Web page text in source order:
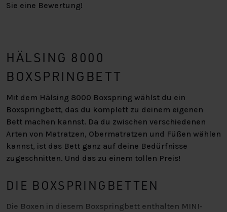
Sie eine Bewertung!
HÄLSING 8000
BOXSPRINGBETT
Mit dem Hälsing 8000 Boxspring wählst du ein
Boxspringbett, das du komplett zu deinem eigenen
Bett machen kannst. Da du zwischen verschiedenen
Arten von Matratzen, Obermatratzen und Füßen wählen
kannst, ist das Bett ganz auf deine Bedürfnisse
zugeschnitten. Und das zu einem tollen Preis!
DIE BOXSPRINGBETTEN
Die Boxen in diesem Boxspringbett enthalten MINI-